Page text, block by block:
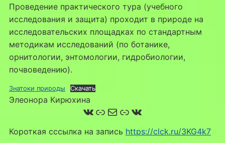
Проведение практического тура (учебного
исследования и защита) проходит в природе на
исследовательских площадках по стандартным
методикам исследований (по ботанике,
орнитологии, энтомологии, гидробиологии,
почвоведению).
Знатоки природы Скачать
Элеонора Кирюхина
ВКонтакте
Ссылка
Почта
Ссылка
ВКонтакте
Короткая сссылка на запись https://clck.ru/3KG4k7